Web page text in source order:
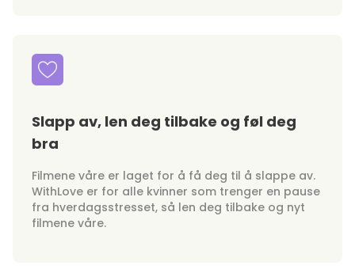
Slapp av, len deg tilbake og føl deg
bra
Filmene våre er laget for å få deg til å slappe av.
WithLove er for alle kvinner som trenger en pause
fra hverdagsstresset, så len deg tilbake og nyt
filmene våre.